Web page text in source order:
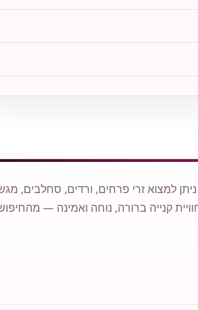
למצוא זרי פרחים, ורדים, סחלבים,
קנייה ברורה, נוחה ואמינה —